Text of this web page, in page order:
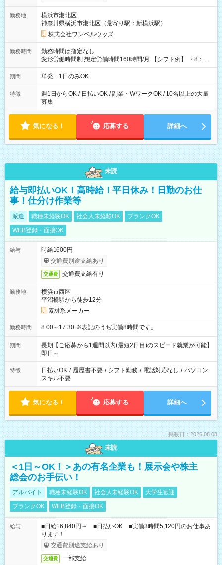
ンビニATMから 日払い分を引き落とせます！ 【試用期間】試
勤務地
横浜市港北区
神奈川県横浜市港北区（最寄り駅：新横浜駅）
株式会社ワンベルウッズ
勤務時間
勤務時間は指定なし
変形労働時間制 想定労働時間160時間/月 【シフト例】 ・8：00
～21：00
期間 単発・1日のみOK
特徴
週1日からOK / 日払いOK / 副業・WワークOK / 10名以上の大量
募集
気になる！ 応募する 詳細へ
未読
給与即払いOK！高時給！平日休み！日勤のお仕
事！仕分け作業等
派遣 職種未経験OK 社会人未経験OK
ブランクOK
WEB登録・面接OK
給与
時給1600円
交通費別途支給あり
交通費 交通費支給有り
勤務地
横浜市西区
平沼橋駅から徒歩12分
素材系メーカー
勤務時間 8:00～17:30 ※表記のうち実働8時間です。
期間
長期【ご応募から1週間以内(最短2日目)のスピード就業が可能】
即日～
特徴 日払いOK / 履歴書不要 / シフト勤務 / 電話対応なし / パソコン
スキル不要
気になる！ 応募する 詳細へ
掲載日：2026.08.08
未読
＜1日～OK！＞あの有名企業も！展示会や株主
総会のお手伝い！
アルバイト 職種未経験OK 社会人未経験OK
大学生歓迎
ブランクOK
WEB登録・面接OK
給与
■日給16,840円～ ■日払いOK ■実働3時間5,120円のお仕事あ
ります！
交通費別途支給あり
交通費 一部支給